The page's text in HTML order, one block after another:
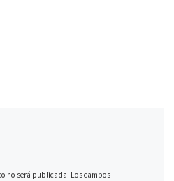
no será publicada. Los campos